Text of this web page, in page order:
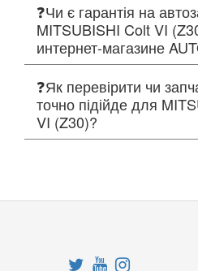
❓Чи є гарантія на
MITSUBISHI Colt VI
интернет-магазине
❓Як перевірити чи
точно підійде для
VI (Z30)?